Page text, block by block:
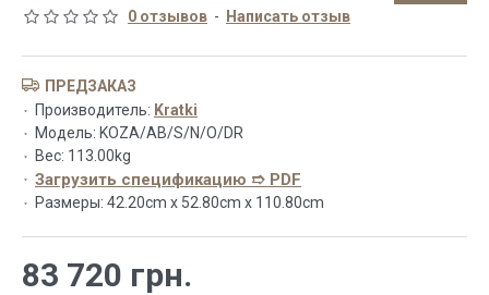
0 отзывов - Написать отзыв
83 720 грн.
ПРЕДЗАКАЗ
Производитель: Kratki
Модель: KOZA/AB/S/N/O/DR
Вес: 113.00kg
Загрузить спецификацию ➱ PDF
Размеры: 42.20cm x 52.80cm x 110.80cm